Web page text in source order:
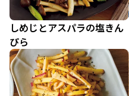
しめじとアスパラの塩きん
ぴら